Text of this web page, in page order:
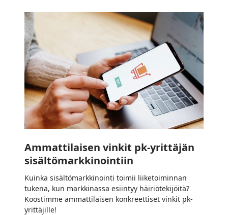
Ammattilaisen
vinkit
pk-
yrittäjän
sisältömarkkinointiin
Ammattilaisen vinkit pk-yrittäjän
sisältömarkkinointiin
Kuinka sisältömarkkinointi toimii liiketoiminnan
tukena, kun markkinassa esiintyy häiriötekijöitä?
Koostimme ammattilaisen konkreettiset vinkit pk-
yrittäjille!